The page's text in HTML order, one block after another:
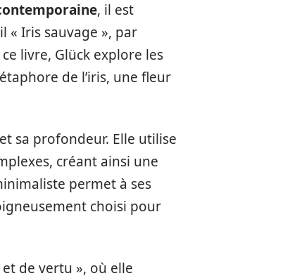
, il est
« Iris sauvage », par
livre, Glück explore les
de l’iris, une fleur
sa profondeur. Elle utilise
créant ainsi une
permet à ses
choisi pour
de vertu », où elle